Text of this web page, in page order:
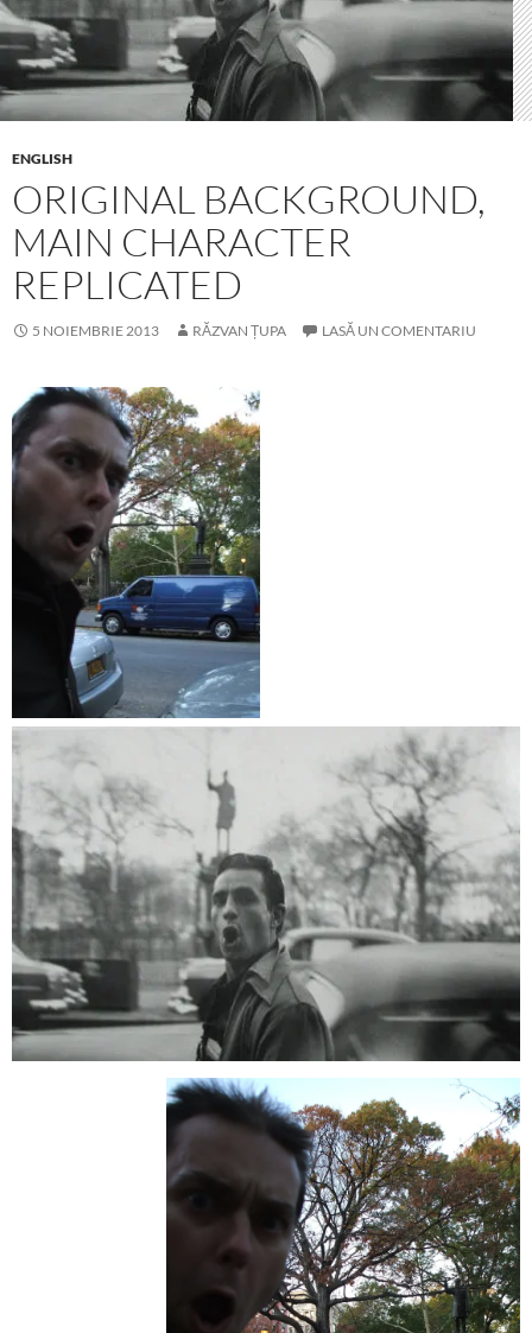
ENGLISH
ORIGINAL BACKGROUND,
MAIN CHARACTER
REPLICATED
5 NOIEMBRIE 2013 RĂZVAN ȚUPA LASĂ UN COMENTARIU